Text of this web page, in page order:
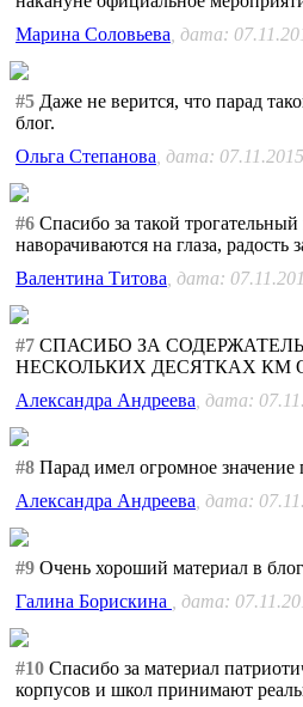
Марина Соловьева , дата:
#5 Даже не верится, что парад
блог.
Ольга Степанова , дата:
#6 Спасибо за такой
наворачиваются на глаза,
Валентина Титова , дата:
#7 СПАСИБО ЗА
НЕСКОЛЬКИХ ДЕСЯТКАХ КМ
Александра Андреева , дата:
#8 Парад имел огромное
Александра Андреева , дата:
#9 Очень хороший материал в
Галина Борискина
, дата:
#10 Спасибо за материал
корпусов и школ принимают